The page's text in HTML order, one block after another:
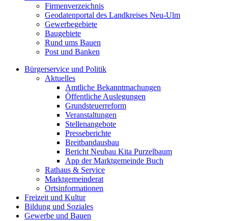
Firmenverzeichnis
Geodatenportal des Landkreises Neu-Ulm
Gewerbegebiete
Baugebiete
Rund ums Bauen
Post und Banken
Bürgerservice und Politik
Aktuelles
Amtliche Bekanntmachungen
Öffentliche Auslegungen
Grundsteuerreform
Veranstaltungen
Stellenangebote
Presseberichte
Breitbandausbau
Bericht Neubau Kita Purzelbaum
App der Marktgemeinde Buch
Rathaus & Service
Marktgemeinderat
Ortsinformationen
Freizeit und Kultur
Bildung und Soziales
Gewerbe und Bauen